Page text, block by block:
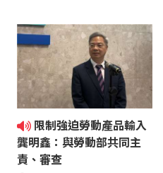
限制強迫勞動產品輸入
龔明鑫：與勞動部共同主
責、審查